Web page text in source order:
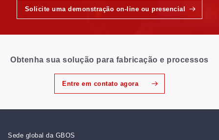
Solicite uma demonstração on-line ou presencial
Obtenha sua solução para fabricação e processos
Entre em contato agora
Sede global da GBOS